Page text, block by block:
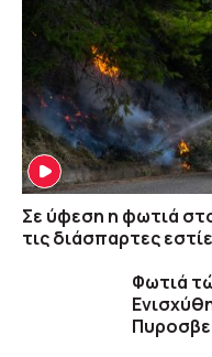
Σε ύφεση η φωτιά
τις διάσπαρτες
Φωτιά